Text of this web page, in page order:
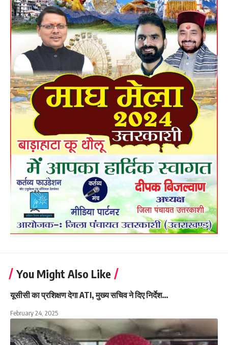
You Might Also Like
यूसीसी का प्रशिक्षण देगा ATI, मुख्य सचिव ने दिए निर्देश…
February 24, 2025